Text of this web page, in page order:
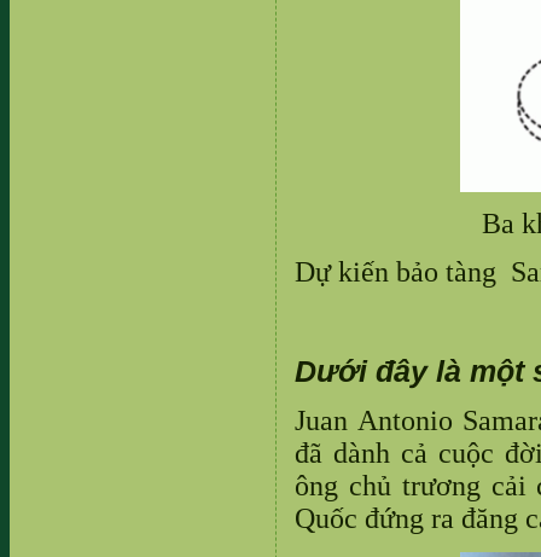
Ba
Dự kiến bảo tàng
Dưới đây là một
Juan Antonio
đã dành cả cuộc
ông chủ trương cải
Quốc đứng ra đăng